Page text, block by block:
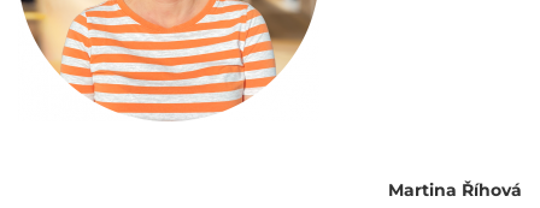
Martina Říhová